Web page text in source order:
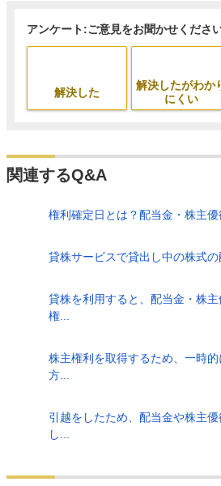
アンケート:ご意見をお聞かせくださ
解決した
解決したがわか
にくい
関連するQ&A
権利確定日とは？配当金・株主
貸株サービスで貸出し中の株式
貸株を利用すると、配当金・株
権...
株主権利を取得するため、一時
方...
引越をしたため、配当金や株主
し...